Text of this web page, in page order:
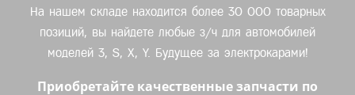
На нашем складе находится более 30 000 товарных
позиций, вы найдете любые з/ч для автомобилей
моделей 3, S, X, Y. Будущее за электрокарами!
Приобретайте качественные запчасти по